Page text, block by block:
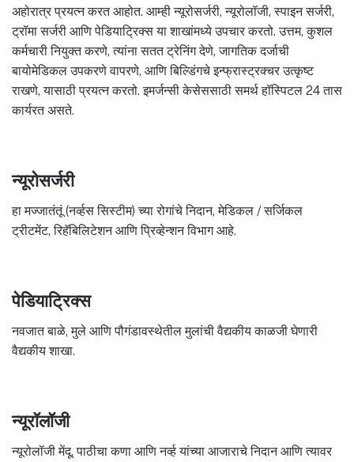
अहोरात्र प्रयत्न करत आहोत. आम्ही न्यूरोसर्जरी, न्यूरोलॉजी, स्पाइन सर्जरी,
ट्रॉमा सर्जरी आणि पेडियाट्रिक्स या शाखांमध्ये उपचार करतो. उत्तम, कुशल
कर्मचारी नियुक्त करणे, त्यांना सतत ट्रेनिंग देणे, जागतिक दर्जाची
बायोमेडिकल उपकरणे वापरणे, आणि बिल्डिंगचे इन्फ्रास्ट्रक्चर उत्कृष्ट
राखणे, यासाठी प्रयत्न करतो. इमर्जन्सी केसेससाठी समर्थ हॉस्पिटल 24 तास
कार्यरत असते.
न्यूरोसर्जरी
हा मज्जातंतूं (नर्व्हस सिस्टीम) च्या रोगांचे निदान, मेडिकल / सर्जिकल
ट्रीटमेंट, रिहॅबिलिटेशन आणि प्रिव्हेन्शन विभाग आहे.
पेडियाट्रिक्स
नवजात बाळे, मुले आणि पौगंडावस्थेतील मुलांची वैद्यकीय काळजी घेणारी
वैद्यकीय शाखा.
न्यूरॉलॉजी
न्यूरोलॉजी मेंदू, पाठीचा कणा आणि नर्व्ह यांच्या आजाराचे निदान आणि त्यावर